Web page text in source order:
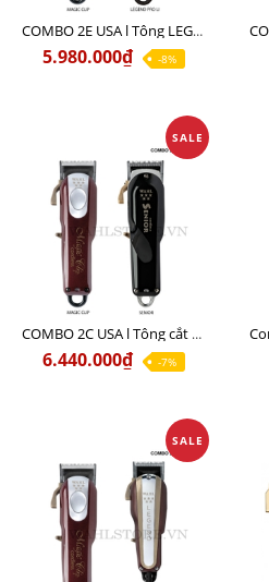
COMBO 2E USA l Tông LEGEND PRO LI + Tông MAGIC CLIP
5.980.000₫ -8%
SALE
COMBO 2C USA l Tông cắt Senior + Tông cắt Magic clip
6.440.000₫ -7%
SALE